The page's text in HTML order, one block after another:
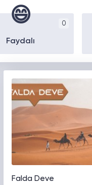
0
😄
Faydalı
Falda Deve